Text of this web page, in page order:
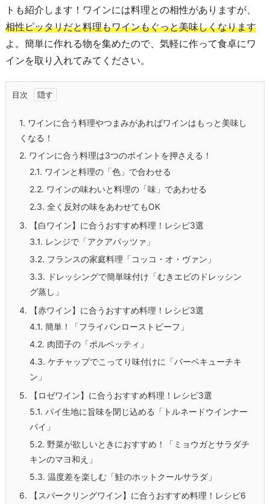
トも紹介します！ワインには料理との相性がありますが、
相性ピッタリだと料理もワインもぐっと美味しくなります
よ。簡単に作れる物を集めたので、気軽に作って食卓にワ
インを取り入れてみてください。
目次
1. ワインに合う料理やつまみがあればワインはもっと美味し
くなる！
2. ワインに合う料理は3つのポイントを押さえる！
2.1. ワインと料理の「色」で合わせる
2.2. ワインの味わいと料理の「味」であわせる
2.3. 全く反対の味をあわせてもOK
3. 【白ワイン】に合うおすすめ料理！レシピ3選
3.1. レンジで「アクアパッツァ」
3.2. フランスの家庭料理「コッコ・オ・ヴァン」
3.3. ドレッシングで簡単味付け「むきエビのドレッシン
グ蒸し」
4. 【赤ワイン】に合うおすすめ料理！レシピ3選
4.1. 簡単！「フライパンローストビーフ」
4.2. 肉団子の「ポルペッティ」
4.3. ケチャップでこってり味付けに「バーベキューチキ
ン」
5. 【ロゼワイン】に合うおすすめ料理！レシピ3選
5.1. パイ生地に旨味を閉じ込める「トルネードウインナー
パイ」
5.2. 野菜が欲しいときにおすすめ！「ミョウガとサラダチ
キンのマヨ和え」
5.3. 温度差を楽しむ「鮭のホットクールサラダ」
6. 【スパークリングワイン】に合うおすすめ料理！レシピ6